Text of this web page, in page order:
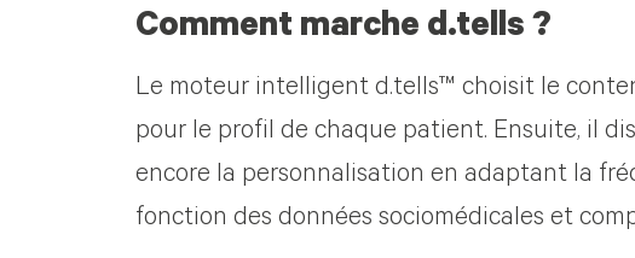
Comment marche d.tells ?
Le moteur intelligent d.tells™ choisit le
pour le profil de chaque patient. Ensuite, il
encore la personnalisation en adaptant la
fonction des données sociomédicales et